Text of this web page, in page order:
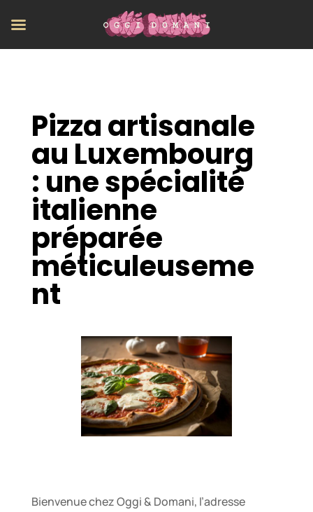
Pizza artisanale
au Luxembourg
: une spécialité
italienne
préparée
méticuleuseme
nt
Bienvenue chez Oggi & Domani, l’adresse